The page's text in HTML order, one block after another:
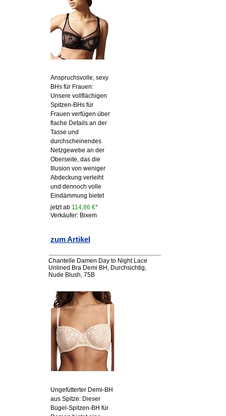
Anspruchsvolle, sexy
BHs für Frauen:
Unsere vollflächigen
Spitzen-BHs für
Frauen verfügen über
flache Details an der
Tasse und
durchscheinendes
Netzgewebe an der
Oberseite, das die
Illusion von weniger
Abdeckung verleiht
und dennoch volle
Eindämmung bietet
jetzt ab 114,86 €*
Verkäufer: Bixem
zum Artikel
Chantelle Damen Day to Night Lace
Unlined Bra Demi BH, Durchsichtig,
Nude Blush, 75B
Ungefütterter Demi-BH
aus Spitze: Dieser
Bügel-Spitzen-BH für